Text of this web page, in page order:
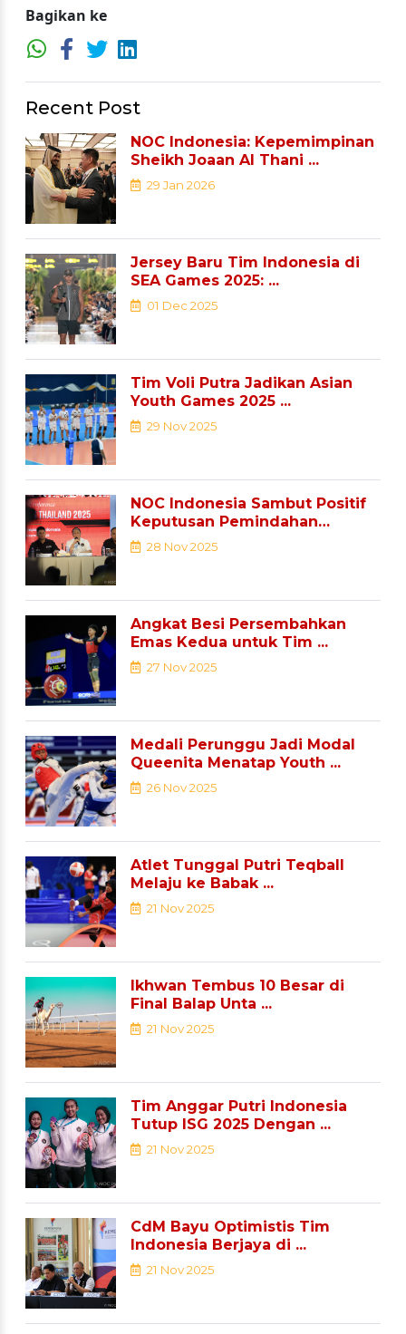
Bagikan ke
Recent Post
NOC Indonesia: Kepemimpinan
Sheikh Joaan Al Thani ...
29 Jan 2026
Jersey Baru Tim Indonesia di
SEA Games 2025: ...
01 Dec 2025
Tim Voli Putra Jadikan Asian
Youth Games 2025 ...
29 Nov 2025
NOC Indonesia Sambut Positif
Keputusan Pemindahan
Sejumlah ...
28 Nov 2025
Angkat Besi Persembahkan
Emas Kedua untuk Tim ...
27 Nov 2025
Medali Perunggu Jadi Modal
Queenita Menatap Youth ...
26 Nov 2025
Atlet Tunggal Putri Teqball
Melaju ke Babak ...
21 Nov 2025
Ikhwan Tembus 10 Besar di
Final Balap Unta ...
21 Nov 2025
Tim Anggar Putri Indonesia
Tutup ISG 2025 Dengan ...
21 Nov 2025
CdM Bayu Optimistis Tim
Indonesia Berjaya di ...
21 Nov 2025